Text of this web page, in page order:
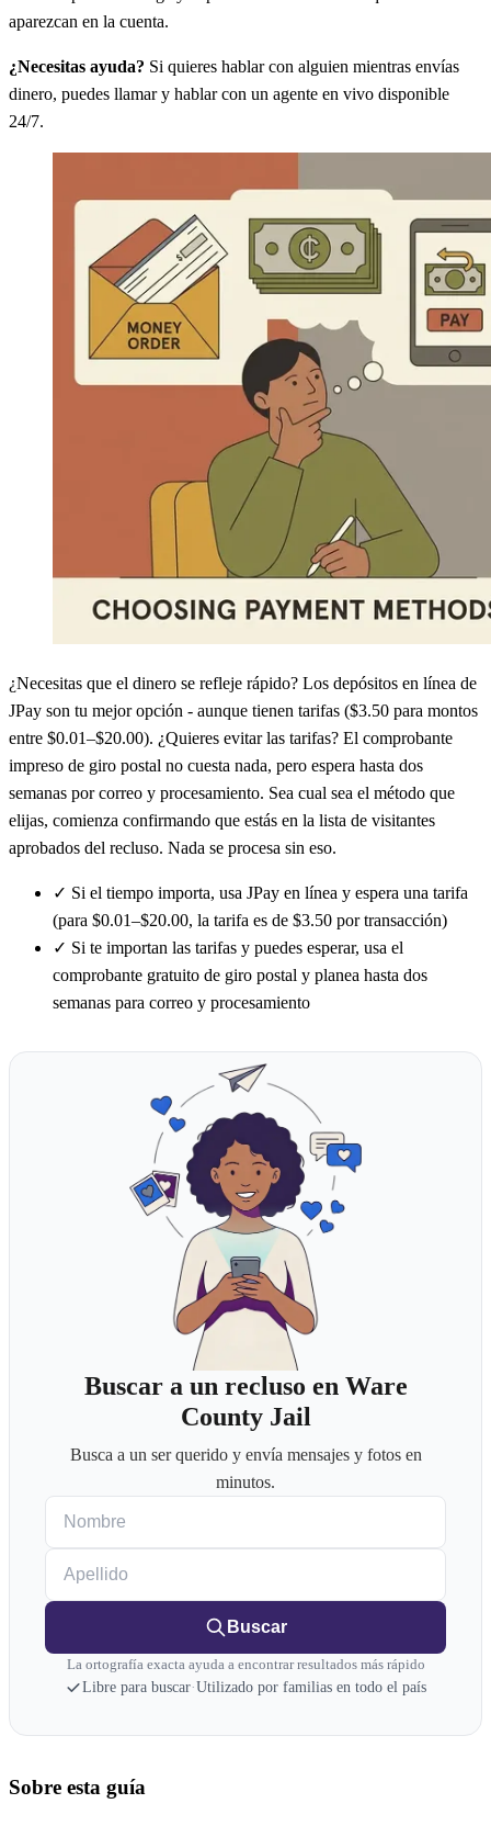
aparezcan en la cuenta.
¿Necesitas ayuda? Si quieres hablar con alguien mientras envías
dinero, puedes llamar y hablar con un agente en vivo disponible
24/7.
¿Necesitas que el dinero se refleje rápido? Los depósitos en línea de
JPay son tu mejor opción - aunque tienen tarifas ($3.50 para montos
entre $0.01–$20.00). ¿Quieres evitar las tarifas? El comprobante
impreso de giro postal no cuesta nada, pero espera hasta dos
semanas por correo y procesamiento. Sea cual sea el método que
elijas, comienza confirmando que estás en la lista de visitantes
aprobados del recluso. Nada se procesa sin eso.
✓ Si el tiempo importa, usa JPay en línea y espera una tarifa
(para $0.01–$20.00, la tarifa es de $3.50 por transacción)
✓ Si te importan las tarifas y puedes esperar, usa el
comprobante gratuito de giro postal y planea hasta dos
semanas para correo y procesamiento
Buscar a un recluso en Ware
County Jail
Busca a un ser querido y envía mensajes y fotos en
minutos.
Buscar
La ortografía exacta ayuda a encontrar resultados más rápido
Libre para buscar·Utilizado por familias en todo el país
Sobre esta guía